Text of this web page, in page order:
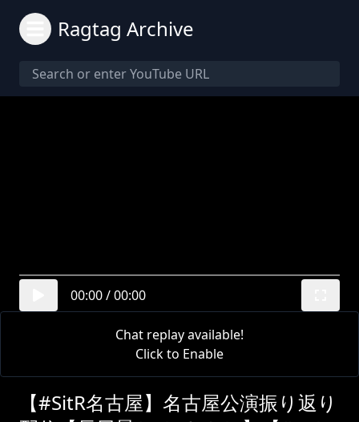
Ragtag Archive
00:00/00:00
Chat replay available!
Click to Enable
【#SitR名古屋】名古屋公演振り返り